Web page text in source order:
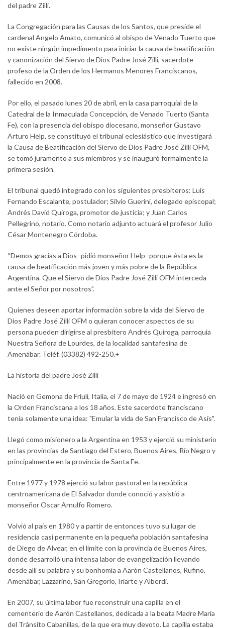
del padre Zilli.
La Congregación para las Causas de los Santos, que preside el
cardenal Angelo Amato, comunicó al obispo de Venado Tuerto que
no existe ningún impedimento para iniciar la causa de beatificación
y canonización del Siervo de Dios Padre José Zilli, sacerdote
profeso de la Orden de los Hermanos Menores Franciscanos,
fallecido en 2008.
Por ello, el pasado lunes 20 de abril, en la casa parroquial de la
Catedral de la Inmaculada Concepción, de Venado Tuerto (Santa
Fe), con la presencia del obispo diocesano, monseñor Gustavo
Arturo Help, se constituyó el tribunal eclesiástico que investigará
la Causa de Beatificación del Siervo de Dios Padre José Zilli OFM,
se tomó juramento a sus miembros y se inauguró formalmente la
primera sesión.
El tribunal quedó integrado con los siguientes presbíteros: Luis
Fernando Escalante, postulador; Silvio Guerini, delegado episcopal;
Andrés David Quiroga, promotor de justicia; y Juan Carlos
Pellegrino, notario. Como notario adjunto actuará el profesor Julio
César Montenegro Córdoba.
“Demos gracias a Dios -pidió monseñor Help- porque ésta es la
causa de beatificación más joven y más pobre de la República
Argentina. Que el Siervo de Dios Padre José Zilli OFM interceda
ante el Señor por nosotros”.
Quienes deseen aportar información sobre la vida del Siervo de
Dios Padre José Zilli OFM o quieran conocer aspectos de su
persona pueden dirigirse al presbítero Andrés Quiroga, parroquia
Nuestra Señora de Lourdes, de la localidad santafesina de
Amenábar. Teléf. (03382) 492-250.+
La historia del padre José Zilli
Nació en Gemona de Friuli, Italia, el 7 de mayo de 1924 e ingresó en
la Orden Franciscana a los 18 años. Este sacerdote franciscano
tenía solamente una idea: "Emular la vida de San Francisco de Asís".
Llegó como misionero a la Argentina en 1953 y ejerció su ministerio
en las provincias de Santiago del Estero, Buenos Aires, Río Negro y
principalmente en la provincia de Santa Fe.
Entre 1977 y 1978 ejerció su labor pastoral en la república
centroamericana de El Salvador donde conoció y asistió a
monseñor Oscar Arnulfo Romero.
Volvió al país en 1980 y a partir de entonces tuvo su lugar de
residencia casi permanente en la pequeña población santafesina
de Diego de Alvear, en el límite con la provincia de Buenos Aires,
donde desarrolló una intensa labor de evangelización llevando
desde allí su palabra y su bonhomía a Aarón Castellanos, Rufino,
Amenábar, Lazzarino, San Gregorio, Iriarte y Alberdi.
En 2007, su última labor fue reconstruir una capilla en el
cementerio de Aarón Castellanos, dedicada a la beata Madre María
del Tránsito Cabanillas, de la que era muy devoto. La capilla estaba